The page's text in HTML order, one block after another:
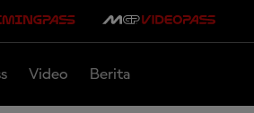
Video Berita